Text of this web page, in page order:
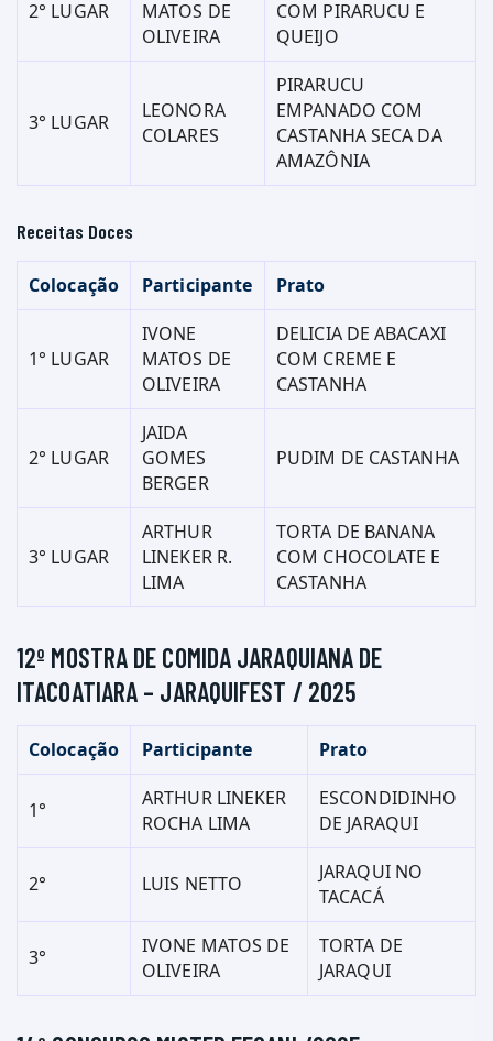
2° LUGAR
MATOS DE
OLIVEIRA
COM PIRARUCU E
QUEIJO
3° LUGAR
LEONORA
COLARES
PIRARUCU
EMPANADO COM
CASTANHA SECA DA
AMAZÔNIA
Receitas Doces
Colocação Participante Prato
1° LUGAR
IVONE
MATOS DE
OLIVEIRA
DELICIA DE ABACAXI
COM CREME E
CASTANHA
2° LUGAR
JAIDA
GOMES
BERGER
PUDIM DE CASTANHA
3° LUGAR
ARTHUR
LINEKER R.
LIMA
TORTA DE BANANA
COM CHOCOLATE E
CASTANHA
12º MOSTRA DE COMIDA JARAQUIANA DE
ITACOATIARA – JARAQUIFEST / 2025
Colocação Participante Prato
1°
ARTHUR LINEKER
ROCHA LIMA
ESCONDIDINHO
DE JARAQUI
2° LUIS NETTO
JARAQUI NO
TACACÁ
3°
IVONE MATOS DE
OLIVEIRA
TORTA DE
JARAQUI